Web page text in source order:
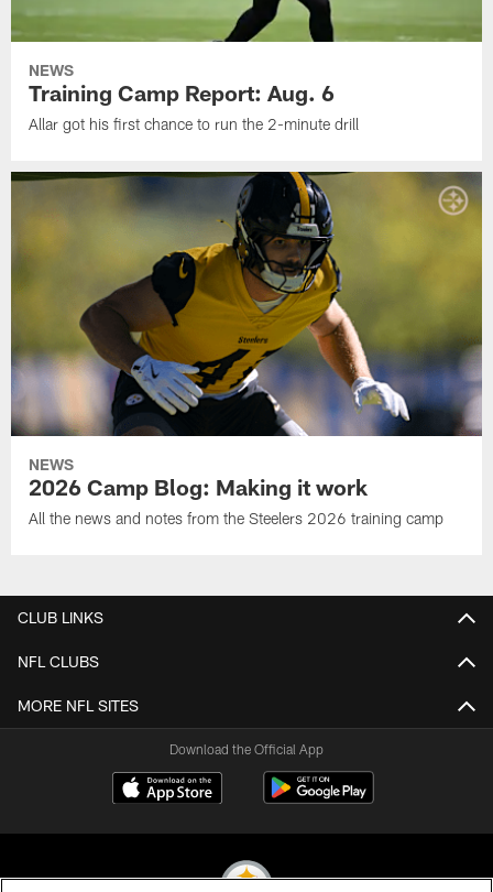
NEWS
Training Camp Report: Aug. 6
Allar got his first chance to run the 2-minute drill
NEWS
2026 Camp Blog: Making it work
All the news and notes from the Steelers 2026 training camp
CLUB LINKS
NFL CLUBS
MORE NFL SITES
Download the Official App